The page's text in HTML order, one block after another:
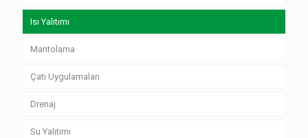
Isı Yalıtımı
Mantolama
Çatı Uygulamaları
Drenaj
Su Yalıtımı